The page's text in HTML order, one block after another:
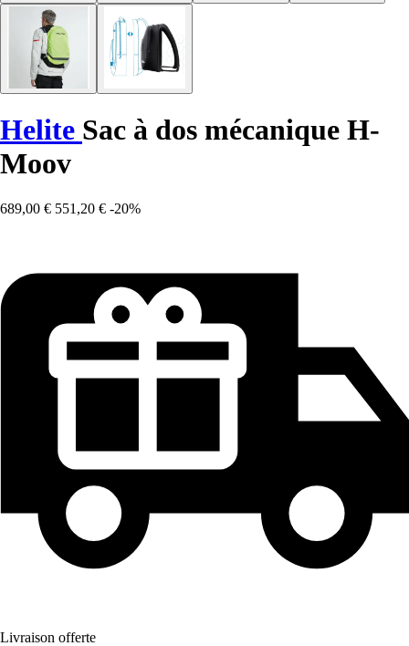
Helite Sac à dos mécanique H-
Moov
689,00 € 551,20 € -20%
Livraison offerte